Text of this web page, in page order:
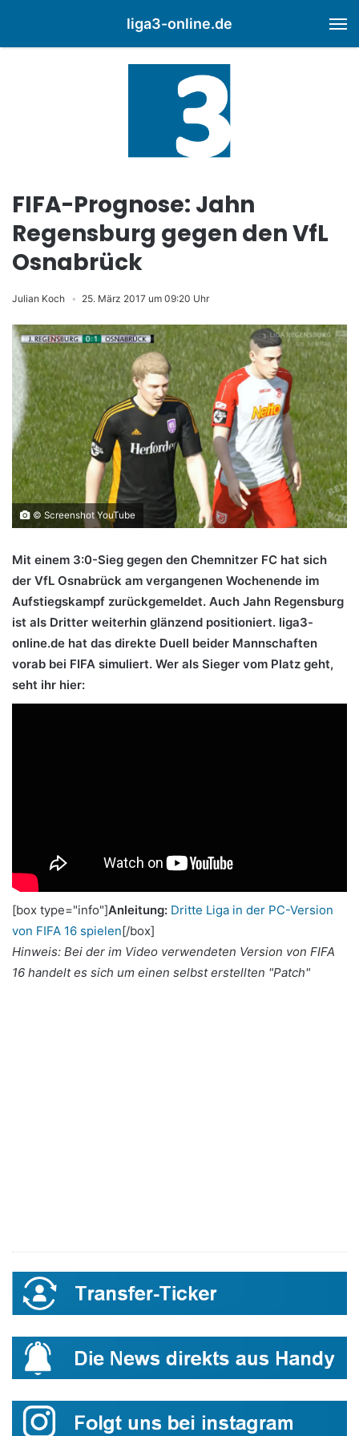
liga3-online.de
FIFA-Prognose: Jahn
Regensburg gegen den VfL
Osnabrück
Julian Koch 25. März 2017 um 09:20 Uhr
© Screenshot YouTube
Mit einem 3:0-Sieg gegen den Chemnitzer FC hat sich
der VfL Osnabrück am vergangenen Wochenende im
Aufstiegskampf zurückgemeldet. Auch Jahn Regensburg
ist als Dritter weiterhin glänzend positioniert. liga3-
online.de hat das direkte Duell beider Mannschaften
vorab bei FIFA simuliert. Wer als Sieger vom Platz geht,
seht ihr hier:
[box type="info"]Anleitung: Dritte Liga in der PC-Version
von FIFA 16 spielen[/box]
Hinweis: Bei der im Video verwendeten Version von FIFA
16 handelt es sich um einen selbst erstellten "Patch"